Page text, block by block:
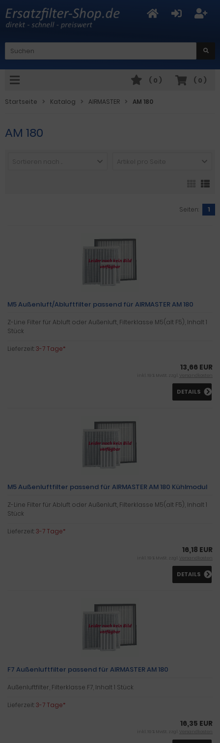
( 0 )
( 0 )
Startseite Katalog AIRMASTER AM 180
AM 180
Sortieren nach ... Artikel pro Seite
Seiten: 1
M5 Außenluft/Abluftfilter passend für AIRMASTER AM 180
Z-Line Filter für Abluft oder Außenluft, Filterklasse M5(alt F5), Inhalt 1
Stück
Lieferzeit:3-7 Tage*
13,66 EUR
inkl. 19 % MwSt. zzgl. Versandkosten
DETAILS
M5 Außenluftfilter passend für AIRMASTER AM 180 Kühlmodul
Z-Line Filter für Abluft oder Außenluft, Filterklasse M5(alt F5), Inhalt 1
Stück
Lieferzeit:3-7 Tage*
16,18 EUR
inkl. 19 % MwSt. zzgl. Versandkosten
DETAILS
F7 Außenluftfilter passend für AIRMASTER AM 180
Außenluftfilter, Filterklasse F7, Inhalt 1 Stück
Lieferzeit:3-7 Tage*
16,35 EUR
inkl. 19 % MwSt. zzgl. Versandkosten